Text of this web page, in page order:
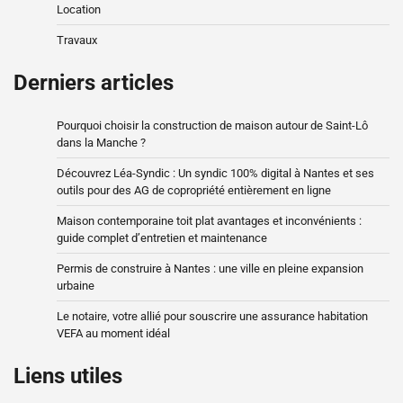
Location
Travaux
Derniers articles
Pourquoi choisir la construction de maison autour de Saint-Lô
dans la Manche ?
Découvrez Léa-Syndic : Un syndic 100% digital à Nantes et ses
outils pour des AG de copropriété entièrement en ligne
Maison contemporaine toit plat avantages et inconvénients :
guide complet d’entretien et maintenance
Permis de construire à Nantes : une ville en pleine expansion
urbaine
Le notaire, votre allié pour souscrire une assurance habitation
VEFA au moment idéal
Liens utiles